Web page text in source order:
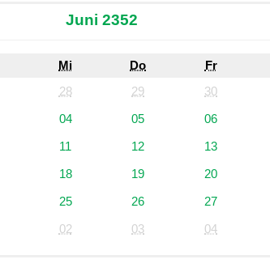
Juni 2352
Mi Do Fr
28 29 30
04 05 06
11 12 13
18 19 20
25 26 27
02 03 04